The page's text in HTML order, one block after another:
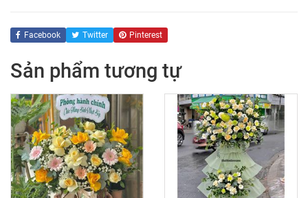
Facebook Twitter Pinterest
Sản phẩm tương tự